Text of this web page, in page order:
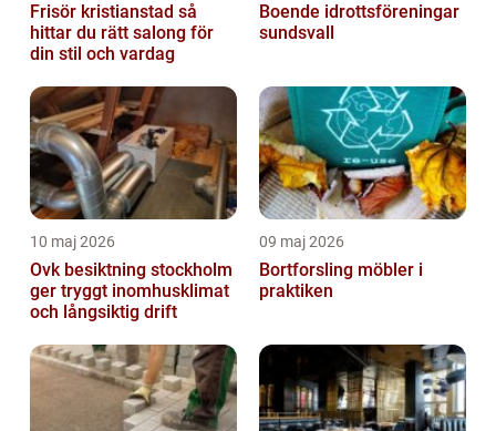
Frisör kristianstad så
hittar du rätt salong för
din stil och vardag
Boende idrottsföreningar
sundsvall
10 maj 2026
Ovk besiktning stockholm
ger tryggt inomhusklimat
och långsiktig drift
09 maj 2026
Bortforsling möbler i
praktiken